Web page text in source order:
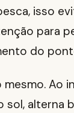
isso
para
do
mesmo. Ao
alterna